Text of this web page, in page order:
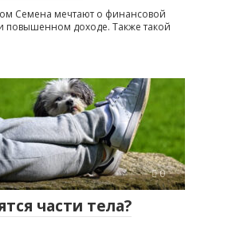
Семена мечтают о финансовой
повышенном доходе. Также такой
0
части тела?